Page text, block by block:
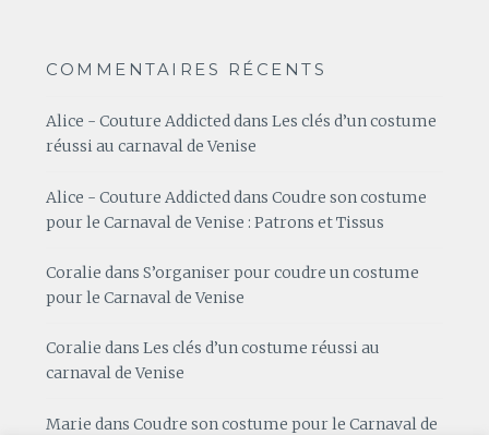
COMMENTAIRES RÉCENTS
Alice - Couture AddicteddansLes clés d’un costume
réussi au carnaval de Venise
Alice - Couture Addicted dansCoudre son costume
pour le Carnaval de Venise : Patrons et Tissus
Coralie dansS’organiser pour coudre un costume
pour le Carnaval de Venise
Coralie dansLes clés d’un costume réussi au
carnaval de Venise
Marie dansCoudre son costume pour le Carnaval de